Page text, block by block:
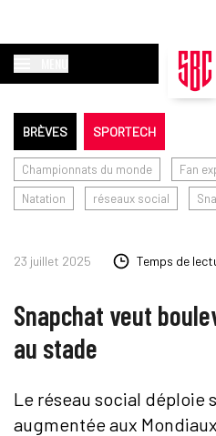
BRÈVES SPORTECH
Championnats du monde Fan
Natation
réseaux social
23 juillet 2025 Temps de
Snapchat veut
au stade
Le réseau social déploie
augmentée aux